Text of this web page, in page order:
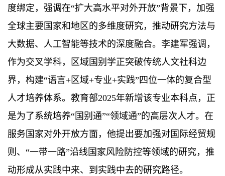
度绑定，强调在“扩大高水平对外开放”背景下，加强
全球主要国家和地区的多维度研究，推动研究方法与
大数据、人工智能等技术的深度融合。李建军强调，
作为交叉学科，区域国别学正突破传统人文社科边
界，构建“语言+区域+专业+实践”四位一体的复合型
人才培养体系。教育部2025年新增该专业本科点，正
是为了系统培养“国别通”“领域通”的高层次人才。在
服务国家对外开放方面，他提出要加强对国际经贸规
则、“一带一路”沿线国家风险防控等领域的研究，推
动形成从实践中来、到实践中去的研究路径。